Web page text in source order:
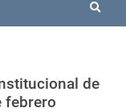
de
febrero